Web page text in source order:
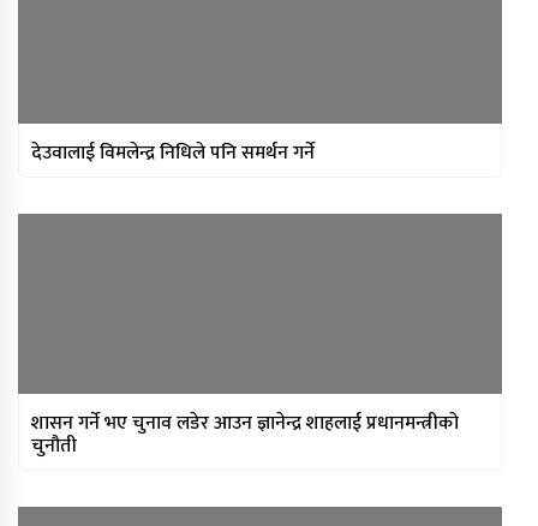
थप ३०४ जना सहकारी पीडितले फिर्ता पाए
मन्त्रिपरिषद् निर्णय : विस्थापित
प्राधिकरणद्वारा विभिन्न १७ इन्टरनेट सेवा
प्रदायकसँग १५ दिने स्पष्टीकरण माग
देउवालाई विमलेन्द्र निधिले पनि समर्थन गर्ने
शासन गर्ने भए चुनाव लडेर आउन ज्ञानेन्द्र शाहलाई प्रधानमन्त्रीको
चुनौती